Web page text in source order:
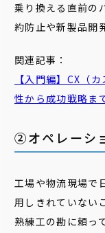
乗り換える直前の
約防止や新製品開
関連記事：
【入門編】CX（
性から成功戦略ま
②オペレーシ
工場や物流現場で
用しきれていない
熟練工の勘に頼っ